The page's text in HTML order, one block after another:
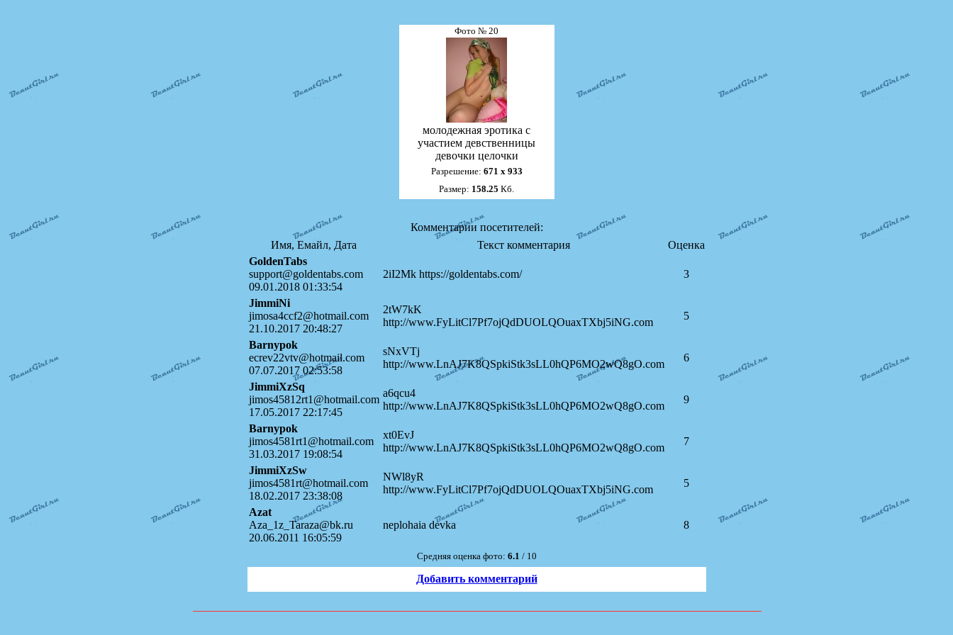
Фото № 20
молодежная эротика с
участием девственницы
девочки целочки
Разрешение: 671 х 933
Размер: 158.25 Кб.
Комментарии посетителей:
Имя, Емайл, Дата
Текст комментария
Оценка
GoldenTabs
support@goldentabs.com
09.01.2018 01:33:54
2iI2Mk https://goldentabs.com/ 3
JimmiNi
jimosa4ccf2@hotmail.com
21.10.2017 20:48:27
2tW7kK
http://www.FyLitCl7Pf7ojQdDUOLQOuaxTXbj5iNG.com
5
Barnypok
ecrev22vtv@hotmail.com
07.07.2017 02:53:58
sNxVTj
http://www.LnAJ7K8QSpkiStk3sLL0hQP6MO2wQ8gO.com
6
JimmiXzSq
jimos45812rt1@hotmail.com
17.05.2017 22:17:45
a6qcu4
http://www.LnAJ7K8QSpkiStk3sLL0hQP6MO2wQ8gO.com
9
Barnypok
jimos4581rt1@hotmail.com
31.03.2017 19:08:54
xt0EvJ
http://www.LnAJ7K8QSpkiStk3sLL0hQP6MO2wQ8gO.com
7
JimmiXzSw
jimos4581rt@hotmail.com
18.02.2017 23:38:08
NWl8yR
http://www.FyLitCl7Pf7ojQdDUOLQOuaxTXbj5iNG.com
5
Azat
Aza_1z_Taraza@bk.ru
20.06.2011 16:05:59
neplohaia devka 8
Средняя оценка фото: 6.1 / 10
Добавить комментарий